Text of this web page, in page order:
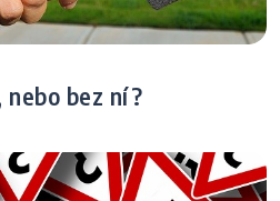
bez ní?